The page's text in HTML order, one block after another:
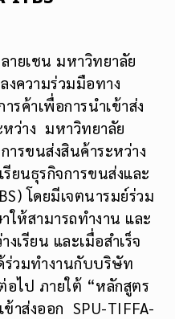
ายเชน มหาวิทยาลัย
ความร่วมมือทาง
รค้าเพื่อการนำเข้าส่ง
ว่าง มหาวิทยาลัย
รขนส่งสินค้าระหว่าง
ยนธุรกิจการขนส่งและ
โดยมีเจตนารมย์ร่วม
ห้สามารถทำงาน และ
เรียน และเมื่อสำเร็จ
ร่วมทำงานกับบริษัท
อไป ภายใต้ “หลักสูตร
ข้าส่งออก SPU-TIFFA-